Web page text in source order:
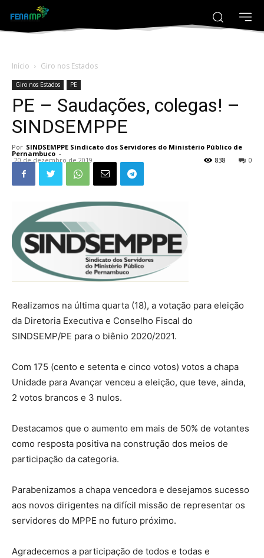
Início Giro nos Estados
Giro nos Estados PE
PE – Saudações, colegas! –
SINDSEMPPE
Por SINDSEMPPE Sindicato dos Servidores do Ministério Público de
Pernambuco -
20 de dezembro de 2019 0
838
Realizamos na última quarta (18), a votação para eleição
da Diretoria Executiva e Conselho Fiscal do
SINDSEMP/PE para o biênio 2020/2021.
Com 175 (cento e setenta e cinco votos) votos a chapa
Unidade para Avançar venceu a eleição, que teve, ainda,
2 votos brancos e 3 nulos.
Destacamos que o aumento em mais de 50% de votantes
como resposta positiva na construção dos meios de
participação da categoria.
Parabenizamos a chapa vencedora e desejamos sucesso
aos novos dirigentes na difícil missão de representar os
servidores do MPPE no futuro próximo.
Agradecemos a participação de todos e todas e